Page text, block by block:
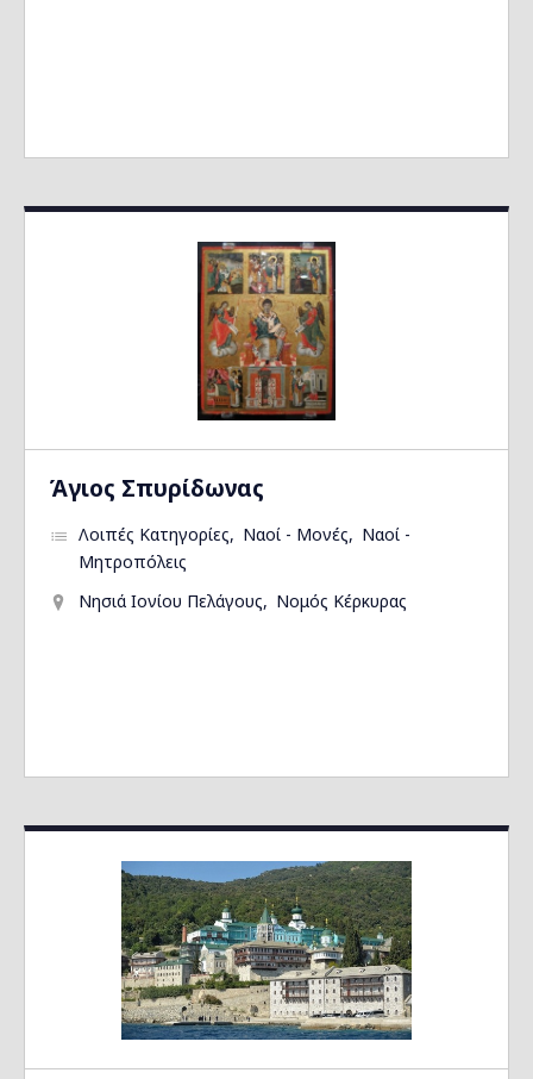
Άγιος Σπυρίδωνας
Λοιπές Κατηγορίες Ναοί - Μονές
Ναοί -
Μητροπόλεις
Νησιά Ιονίου Πελάγους
Νομός Κέρκυρας